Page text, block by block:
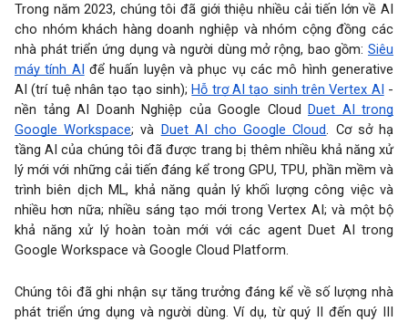
Trong năm 2023, chúng tôi đã giới thiệu nhiều cải tiến lớn về AI
cho nhóm khách hàng doanh nghiệp và nhóm cộng đồng các
nhà phát triển ứng dụng và người dùng mở rộng, bao gồm: Siêu
máy tính AI để huấn luyện và phục vụ các mô hình generative
AI (trí tuệ nhân tạo tạo sinh); Hỗ trợ AI tạo sinh trên Vertex AI -
nền tảng AI Doanh Nghiệp của Google Cloud Duet AI trong
Google Workspace; và Duet AI cho Google Cloud. Cơ sở hạ
tầng AI của chúng tôi đã được trang bị thêm nhiều khả năng xử
lý mới với những cải tiến đáng kể trong GPU, TPU, phần mềm và
trình biên dịch ML, khả năng quản lý khối lượng công việc và
nhiều hơn nữa; nhiều sáng tạo mới trong Vertex AI; và một bộ
khả năng xử lý hoàn toàn mới với các agent Duet AI trong
Google Workspace và Google Cloud Platform.
Chúng tôi đã ghi nhận sự tăng trưởng đáng kể về số lượng nhà
phát triển ứng dụng và người dùng. Ví dụ, từ quý II đến quý III